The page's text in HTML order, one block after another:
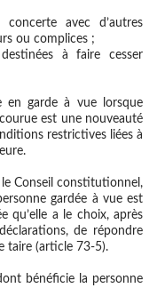
avec d’autres
ou complices ;
à faire cesser
en garde à vue lorsque
est une nouveauté
restrictives liées à
Conseil constitutionnel,
gardée à vue est
qu’elle a le choix, après
de répondre
taire (article 73-5).
bénéficie la personne